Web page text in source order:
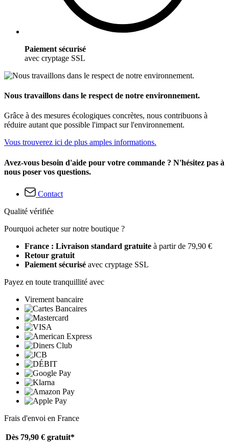
Paiement sécurisé
avec cryptage SSL
Nous travaillons dans le respect de notre environnement.
Grâce à des mesures écologiques concrètes, nous contribuons à
réduire autant que possible l'impact sur l'environnement.
Vous trouverez ici de plus amples informations.
Avez-vous besoin d'aide pour votre commande ? N'hésitez pas à
nous poser vos questions.
Contact
Qualité vérifiée
Pourquoi acheter sur notre boutique ?
France : Livraison standard gratuite à partir de 79,90 €
Retour gratuit
Paiement sécurisé avec cryptage SSL
Payez en toute tranquillité avec
Virement bancaire
Frais d'envoi en France
Dès 79,90 € gratuit*